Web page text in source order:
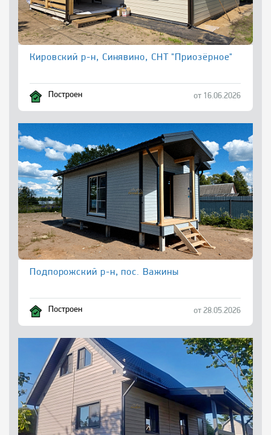
Кировский р-н, Синявино, СНТ "Приозёрное"
Построен от 16.06.2026
Подпорожский р-н, пос. Важины
Построен от 28.05.2026